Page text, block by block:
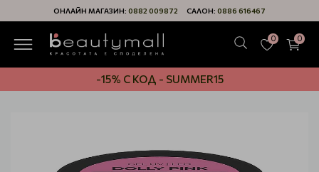
ОНЛАЙН МАГАЗИН: 0882 009872 САЛОН: 0886 616467
0 0
-15% С КОД - SUMMER15